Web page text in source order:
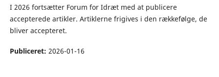
I 2026 fortsætter Forum for Idræt med at publicere
accepterede artikler. Artiklerne frigives i den rækkefølge, de
bliver accepteret.
Publiceret: 2026-01-16